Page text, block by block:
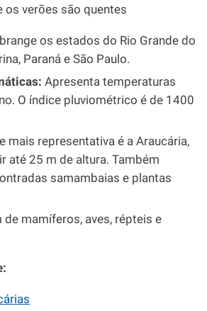
os verões são quentes
os estados do Rio Grande do
Paraná e São Paulo.
Apresenta temperaturas
O índice pluviométrico é de 1400
mais representativa é a Araucária,
até 25 m de altura. Também
samambaias e plantas
de mamíferos, aves, répteis e